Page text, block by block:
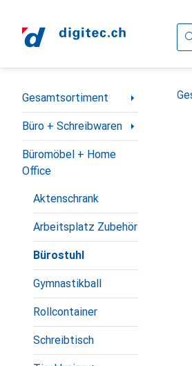
Navigation nach Kategorien
Gesamtsortiment
Büro + Schreibwaren
Büromöbel + Home
Office
Aktenschrank
Arbeitsplatz Zubehör
Bürostuhl
Gymnastikball
Rollcontainer
Schreibtisch